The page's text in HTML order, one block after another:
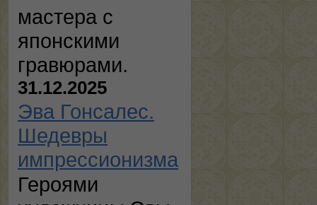
мастера с
японскими
гравюрами.
31.12.2025
Эва Гонсалес.
Шедевры
импрессионизма
Героями